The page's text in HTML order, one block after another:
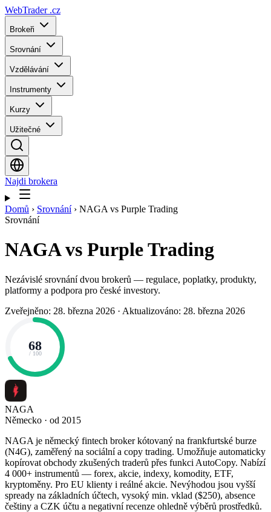
WebTrader .cz
Brokeři
Srovnání
Vzdělávání
Instrumenty
Kurzy
Užitečné
Najdi brokera
Domů › Srovnání › NAGA vs Purple Trading
Srovnání
NAGA vs Purple Trading
Nezávislé srovnání dvou brokerů — regulace, poplatky, produkty,
platformy a podpora pro české investory.
Zveřejněno: 28. března 2026 · Aktualizováno: 28. března 2026
68
/ 100
NAGA
Německo · od 2015
NAGA je německý fintech broker kótovaný na frankfurtské burze
(N4G), zaměřený na sociální a copy trading. Umožňuje automaticky
kopírovat obchody zkušených traderů přes funkci AutoCopy. Nabízí
4 000+ instrumentů — forex, akcie, indexy, komodity, ETF,
kryptoměny. Pro EU klienty i reálné akcie. Nevýhodou jsou vyšší
spready na základních účtech, vysoký min. vklad ($250), absence
češtiny a CZK účtu a negativní recenze ohledně výběrů prostředků.